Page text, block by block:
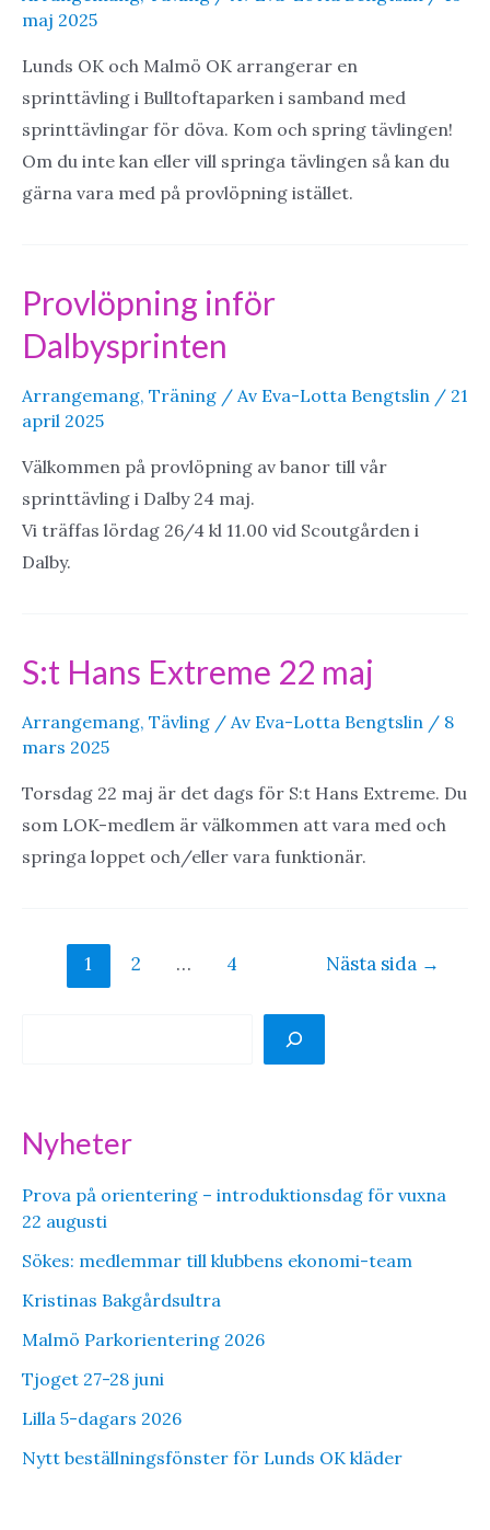
maj 2025
Lunds OK och Malmö OK arrangerar en
sprinttävling i Bulltoftaparken i samband med
sprinttävlingar för döva. Kom och spring tävlingen!
Om du inte kan eller vill springa tävlingen så kan du
gärna vara med på provlöpning istället.
Provlöpning inför
Dalbysprinten
Arrangemang, Träning / Av Eva-Lotta Bengtslin / 21
april 2025
Välkommen på provlöpning av banor till vår
sprinttävling i Dalby 24 maj.
Vi träffas lördag 26/4 kl 11.00 vid Scoutgården i
Dalby.
S:t Hans Extreme 22 maj
Arrangemang, Tävling / Av Eva-Lotta Bengtslin / 8
mars 2025
Torsdag 22 maj är det dags för S:t Hans Extreme. Du
som LOK-medlem är välkommen att vara med och
springa loppet och/eller vara funktionär.
Sidnumrering
1 2 … 4 Nästa sida →
Nyheter
Prova på orientering – introduktionsdag för vuxna
22 augusti
Sökes: medlemmar till klubbens ekonomi-team
Kristinas Bakgårdsultra
Malmö Parkorientering 2026
Tjoget 27-28 juni
Lilla 5-dagars 2026
Nytt beställningsfönster för Lunds OK kläder